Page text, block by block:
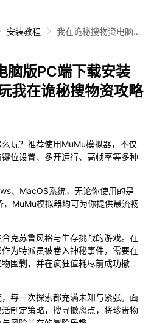
安装教程
我在诡秘搜物资电脑版
物资攻略
脑版PC端下载安装
我在诡秘搜物资攻略
玩？推荐使用MuMu模拟器，不仅
位设置、多开运行、高帧率等多种
、MacOS系统，无论你使用的是
MuMu模拟器均可为你提供最流畅
克苏鲁风格与生存挑战的游戏。在
为特派员被卷入神秘事件，需要在
围剿，并在疯狂值耗尽前成功撤
每一次探索都充满未知与紧张。面
制定策略，搜寻撤离点，将珍贵物